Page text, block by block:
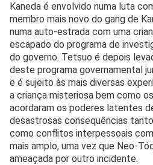
Kaneda é envolvido numa luta
membro mais novo do gang de
numa auto-estrada com uma
escapado do programa de
do governo. Tetsuo é depois
deste programa governamental
e é sujeito às mais diversas
a criança misteriosa bem como
acordaram os poderes latentes
desastrosas consequências
como conflitos interpessoais
mais amplo, uma vez que Neo-
ameaçada por outro incidente.